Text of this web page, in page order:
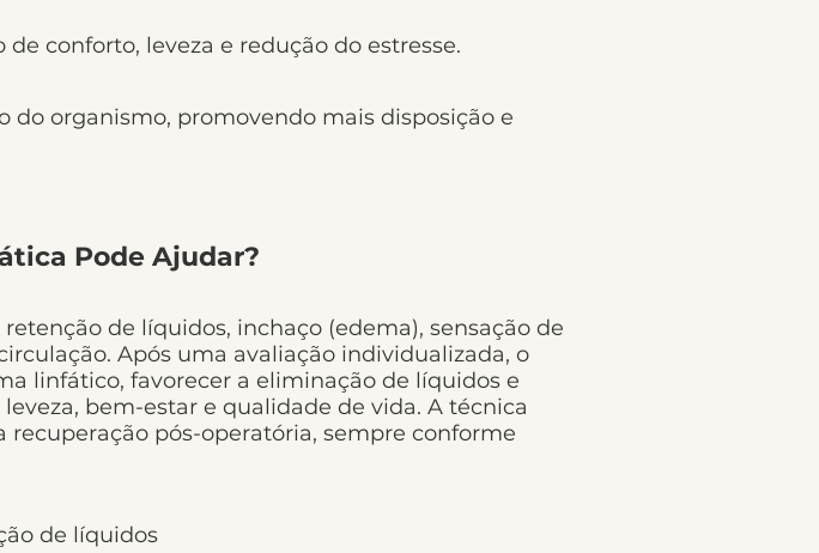
de conforto, leveza e redução do estresse.
do organismo, promovendo mais disposição e
Pode Ajudar?
de líquidos, inchaço (edema), sensação de
Após uma avaliação individualizada, o
linfático, favorecer a eliminação de líquidos e
bem-estar e qualidade de vida. A técnica
pós-operatória, sempre conforme
de líquidos